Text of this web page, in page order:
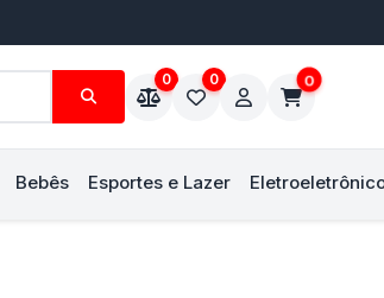
0 0 0
Bebês Esportes e Lazer